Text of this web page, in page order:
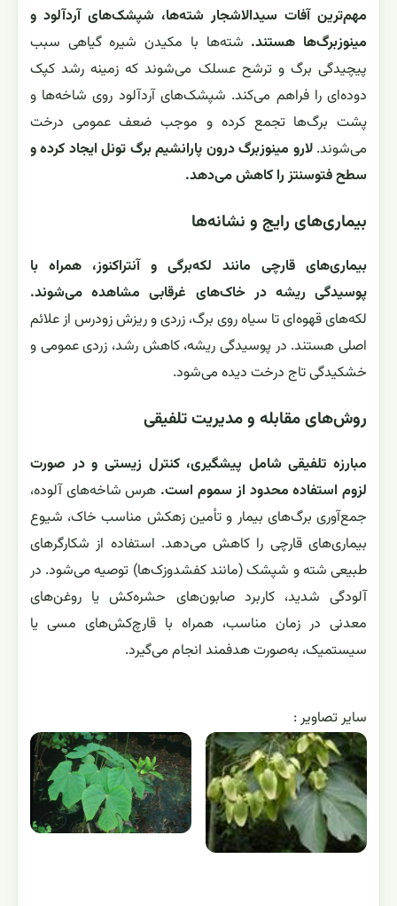
مهم‌ترین آفات سیدالاشجار شته‌ها، شپشک‌های آردآلود و
مینوزبرگ‌ها هستند. شته‌ها با مکیدن شیره گیاهی سبب
پیچیدگی برگ و ترشح عسلک می‌شوند که زمینه رشد کپک
دوده‌ای را فراهم می‌کند. شپشک‌های آردآلود روی شاخه‌ها و
پشت برگ‌ها تجمع کرده و موجب ضعف عمومی درخت
می‌شوند.لارو مینوزبرگ درون پارانشیم برگ تونل ایجاد کرده و
سطح فتوسنتز را کاهش می‌دهد.
بیماری‌های رایج و نشانه‌ها
بیماری‌های قارچی مانند لکه‌برگی و آنتراکنوز، همراه با
پوسیدگی ریشه در خاک‌های غرقابی مشاهده می‌شوند.
لکه‌های قهوه‌ای تا سیاه روی برگ، زردی و ریزش زودرس از علائم
اصلی هستند. در پوسیدگی ریشه، کاهش رشد، زردی عمومی و
خشکیدگی تاج درخت دیده می‌شود.
روش‌های مقابله و مدیریت تلفیقی
مبارزه تلفیقی شامل پیشگیری، کنترل زیستی و در صورت
لزوم استفاده محدود از سموم است. هرس شاخه‌های آلوده،
جمع‌آوری برگ‌های بیمار و تأمین زهکش مناسب خاک، شیوع
بیماری‌های قارچی را کاهش می‌دهد. استفاده از شکارگرهای
طبیعی شته و شپشک (مانند کفشدوزک‌ها) توصیه می‌شود. در
آلودگی شدید، کاربرد صابون‌های حشره‌کش یا روغن‌های
معدنی در زمان مناسب، همراه با قارچ‌کش‌های مسی یا
سیستمیک، به‌صورت هدفمند انجام می‌گیرد.
ساير تصاوير :